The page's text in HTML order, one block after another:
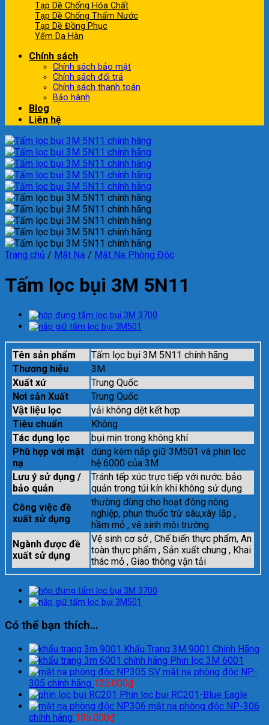
Tạp Dề Chống Hóa Chất
Tạp Dề Chống Thấm Nước
Tạp Dề Đồng Phục
Yếm Da Hàn
Chính sách
Chính sách bảo mật
Chính sách đổi trả
Chính sách thanh toán
Bảo hành
Blog
Liên hệ
Trang chủ / Mặt Nạ / Mặt Nạ Phòng Độc
Tấm lọc bụi 3M 5N11
Tên sản phẩm
Tấm lọc bụi 3M 5N11 chính hãng
Thương hiệu
3M
Xuất xứ
Trung Quốc
Nơi sản Xuất
Trung Quốc
Vật liệu lọc
vải không dệt kết hợp
Tiêu chuẩn
Không
Tác dụng lọc
bụi mịn trong không khí
Phù hợp với mặt
nạ
dùng kèm nắp giữ 3M501 và phin lọc
hệ 6000 của 3M
Lưu ý sử dụng /
bảo quản
Tránh tếp xúc trực tiếp với nước. bảo
quản trong túi kín khi không sử dụng.
Công việc đề
xuất sử dụng
thường dùng cho hoạt đông nông
nghiệp, phun thuốc trừ sâu,xây lắp ,
hầm mỏ , vệ sinh môi trường.
Ngành được đề
xuất sử dụng
Vệ sinh cơ sở , Chế biến thực phẩm, An
toàn thực phẩm , Sản xuất chung , Khai
thác mỏ , Giao thông vận tải
Có thể bạn thích…
Khẩu Trang 3M 9001 Chính Hãng
Phin lọc 3M 6001
mặt nạ phòng độc NP-
305 chính hãng 125.000₫
Phin lọc bụi RC201-Blue Eagle
mặt nạ phòng độc NP-306
chính hãng 195.000₫